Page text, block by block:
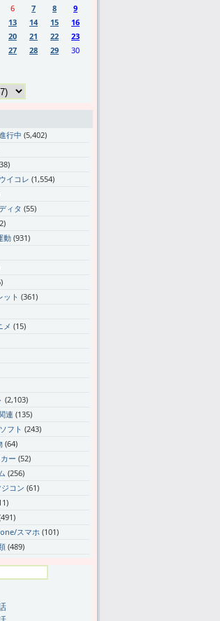
6 7 8
9
13 14 15
16
20 21 22
23
27 28 29
30
行中 (5,402)
イコレ (1,554)
ィタ (55)
動 (931)
ット (361)
メ (15)
(2,103)
連 (135)
フト (243)
(64)
ー (52)
(256)
コン (61)
スマホ(101)
(489)